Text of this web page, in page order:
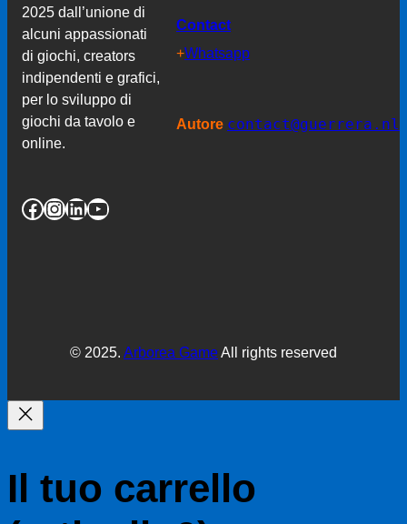
2025 dall’unione di
alcuni appassionati
di giochi, creators
indipendenti e grafici,
per lo sviluppo di
giochi da tavolo e
online.
Facebook InstagramLinkedIn YouTube
Contact
+Whatsapp
Autore contact@guerrera.nl
© 2025. Arborea GameAll rights reserved
Il tuo carrello